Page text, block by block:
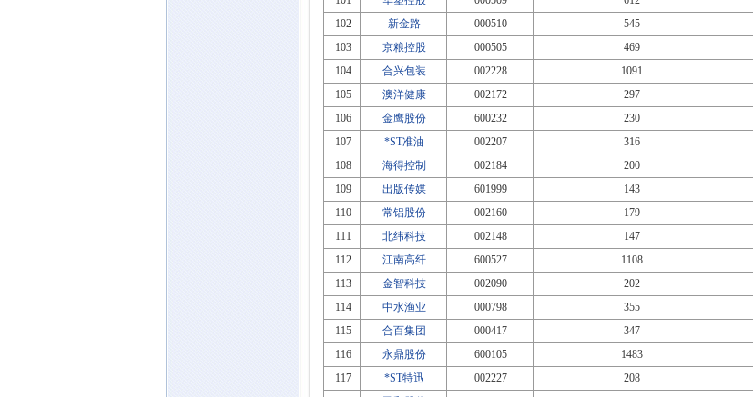
102
新金路 000510 545
103
京粮控股 000505 469
104
合兴包装 002228 1091
105
澳洋健康 002172 297
106
金鹰股份 600232 230
107
*ST准油 002207 316
108
海得控制 002184 200
109
出版传媒 601999 143
110
常铝股份 002160 179
111
北纬科技 002148 147
112
江南高纤 600527 1108
113
金智科技 002090 202
114
中水渔业 000798 355
115
合百集团 000417 347
116
永鼎股份 600105 1483
117
*ST特迅 002227 208